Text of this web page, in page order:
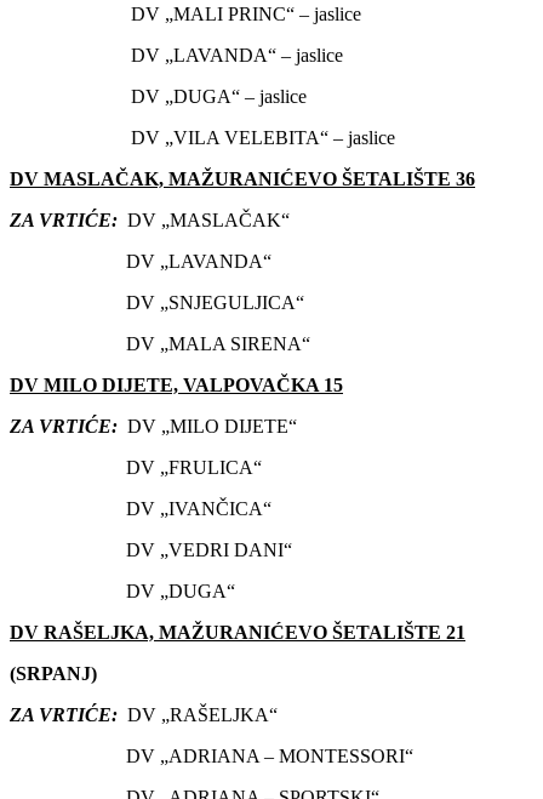
DV „MALI PRINC“ – jaslice
DV „LAVANDA“ – jaslice
DV „DUGA“ – jaslice
DV „VILA VELEBITA“ – jaslice
DV MASLAČAK, MAŽURANIĆEVO ŠETALIŠTE 36
ZA VRTIĆE: DV „MASLAČAK“
DV „LAVANDA“
DV „SNJEGULJICA“
DV „MALA SIRENA“
DV MILO DIJETE, VALPOVAČKA 15
ZA VRTIĆE: DV „MILO DIJETE“
DV „FRULICA“
DV „IVANČICA“
DV „VEDRI DANI“
DV „DUGA“
DV RAŠELJKA, MAŽURANIĆEVO ŠETALIŠTE 21
(SRPANJ)
ZA VRTIĆE: DV „RAŠELJKA“
DV „ADRIANA – MONTESSORI“